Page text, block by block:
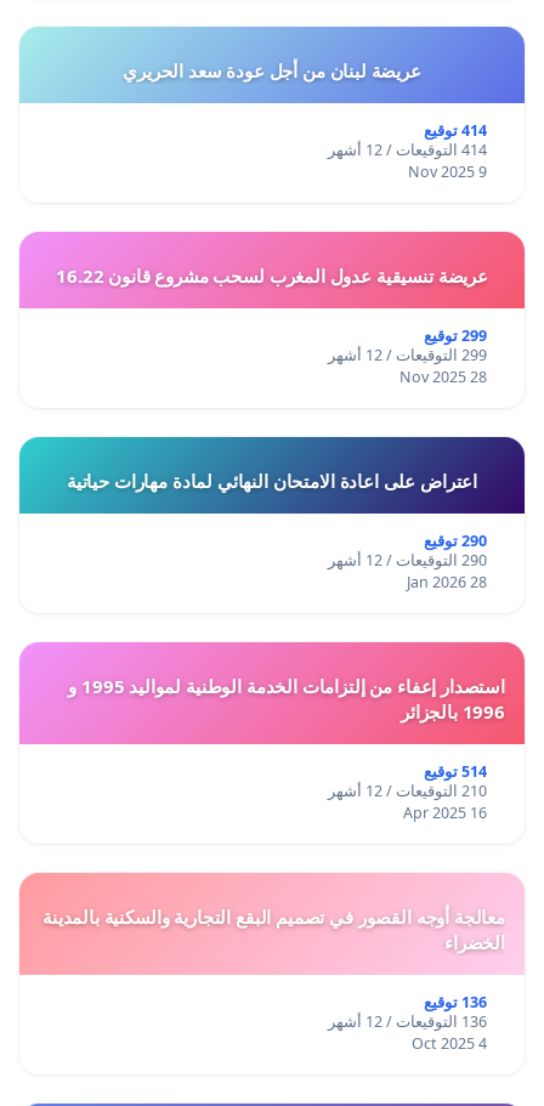
عريضة لبنان من أجل عودة سعد الحريري
414 توقيع
414 التوقيعات / 12 أشهر
9 Nov 2025
عريضة تنسيقية عدول المغرب لسحب مشروع قانون 16.22
299 توقيع
299 التوقيعات / 12 أشهر
28 Nov 2025
اعتراض على اعادة الامتحان النهائي لمادة مهارات حياتية
290 توقيع
290 التوقيعات / 12 أشهر
28 Jan 2026
استصدار إعفاء من إلتزامات الخدمة الوطنية لمواليد 1995 و
1996 بالجزائر
514 توقيع
210 التوقيعات / 12 أشهر
16 Apr 2025
معالجة أوجه القصور في تصميم البقع التجارية والسكنية بالمدينة
الخضراء
136 توقيع
136 التوقيعات / 12 أشهر
4 Oct 2025